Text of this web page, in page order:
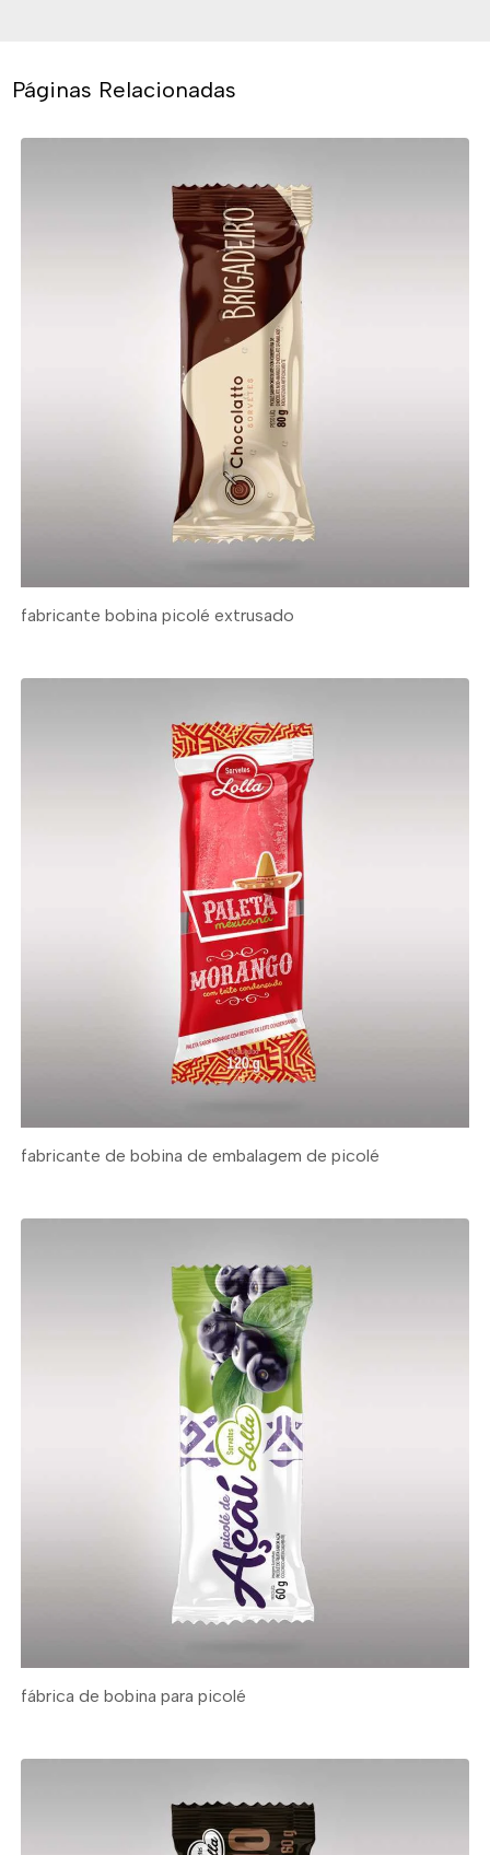
Páginas Relacionadas
fabricante bobina picolé extrusado
fabricante de bobina de embalagem de picolé
fábrica de bobina para picolé